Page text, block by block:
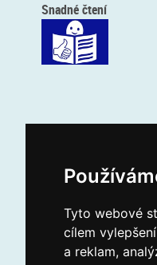
Tyto webové
cílem
a reklam,
Snadné čtení